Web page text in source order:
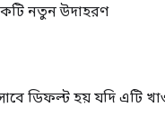
নতুন উদাহরণ
ডিফল্ট হয় যদি এটি